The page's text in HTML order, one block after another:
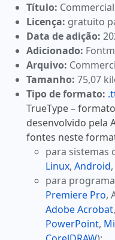
Título:
Licença: gratuito
Data de adição:
Adicionado:
Arquivo:
Tamanho: 75,07
Tipo de formato:
TrueType –
desenvolvido pela
fontes neste
para sistemas
Linux, Android,
para
Premiere Pro,
Adobe Acrobat,
PowerPoint,